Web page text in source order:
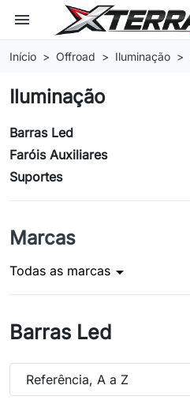
menu
Início Offroad Iluminação
Iluminação
Barras Led
Faróis Auxiliares
Suportes
Marcas
Todas as marcas arrow_drop_down
Barras Led
Referência, A a Z